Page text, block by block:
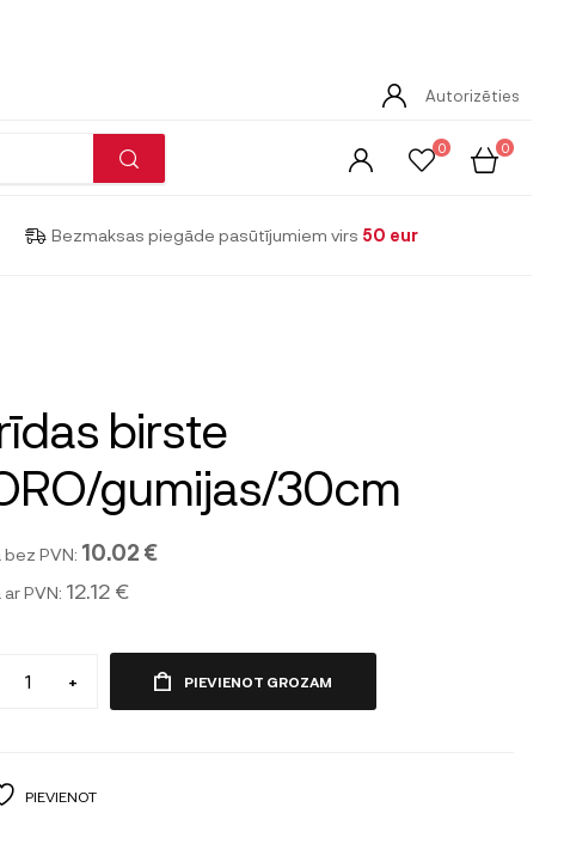
Autorizēties
0 0
Bezmaksas piegāde pasūtījumiem virs 50 eur
birste
gumijas/30cm
bez PVN: 10.02 €
PVN: 12.12 €
+ PIEVIENOT GROZAM
PIEVIENOT